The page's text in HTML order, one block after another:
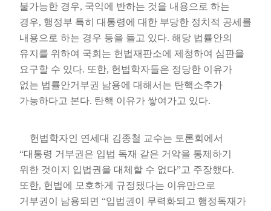
불가능한 경우, 국익에 반하는 것을 내용으로 하는
경우, 행정부 특히 대통령에 대한 부당한 정치적 공세를
내용으로 하는 경우 등을 들고 있다. 해당 법률안의
유지를 위하여 국회는 헌법재판소에 제청하여 심판을
요구할 수 있다. 또한, 헌법학자들은 정당한 이유가
없는 법률안거부권 남용에 대해서는 탄핵소추가
가능하다고 본다. 탄핵 이유가 쌓여가고 있다.
헌법학자인 연세대 김종철 교수는 토론회에서
“대통령 거부권은 입법 독재 같은 거악을 통제하기
위한 것이지 입법권을 대체할 수 없다”고 주장했다.
또한, 헌법에 모호하게 규정됐다는 이유만으로
거부권이 남용되면 “입법권이 무력화되고 행정독재가